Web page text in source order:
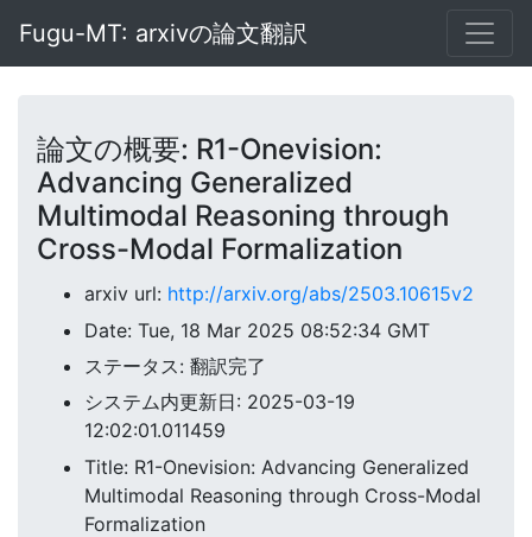
Fugu-MT: arxivの論文翻訳
論文の概要: R1-Onevision:
Advancing Generalized
Multimodal Reasoning through
Cross-Modal Formalization
arxiv url: http://arxiv.org/abs/2503.10615v2
Date: Tue, 18 Mar 2025 08:52:34 GMT
ステータス: 翻訳完了
システム内更新日: 2025-03-19
12:02:01.011459
Title: R1-Onevision: Advancing Generalized
Multimodal Reasoning through Cross-Modal
Formalization